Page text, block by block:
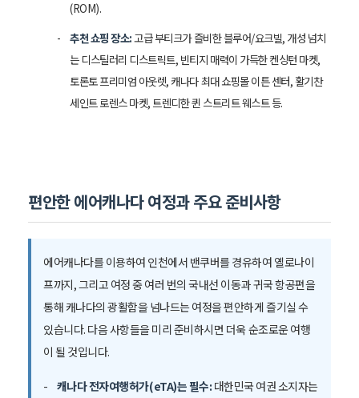
(ROM).
추천 쇼핑 장소:고급 부티크가 즐비한 블루어/요크빌, 개성 넘치
는 디스틸러리 디스트릭트, 빈티지 매력이 가득한 켄싱턴 마켓,
토론토 프리미엄 아웃렛, 캐나다 최대 쇼핑몰 이튼 센터, 활기찬
세인트 로렌스 마켓, 트렌디한 퀸 스트리트 웨스트 등.
편안한 에어캐나다 여정과 주요 준비사항
에어캐나다를 이용하여 인천에서 밴쿠버를 경유하여 옐로나이
프까지, 그리고 여정 중 여러 번의 국내선 이동과 귀국 항공편을
통해 캐나다의 광활함을 넘나드는 여정을 편안하게 즐기실 수
있습니다. 다음 사항들을 미리 준비하시면 더욱 순조로운 여행
이 될 것입니다.
캐나다 전자여행허가(eTA)는 필수: 대한민국 여권 소지자는